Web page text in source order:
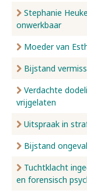
Stephanie
onwerkbaar
Moeder van
Bijstand
Verdachte
vrijgelaten
Uitspraak in
Bijstand
Tuchtklacht
en forensisch